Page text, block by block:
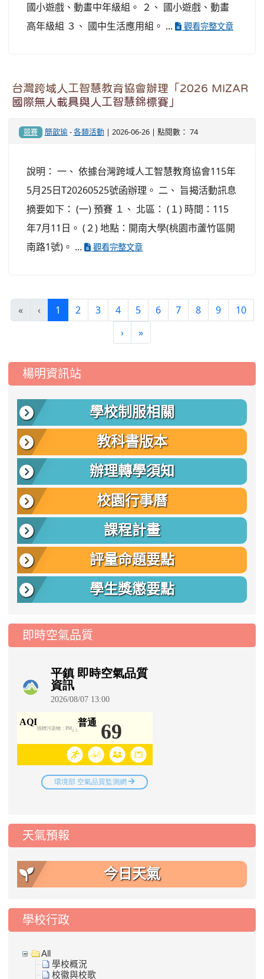
國小遊戲、動畫中年級組。 ２、 國小遊戲、動畫
高年級組 ３、 國中生活應用組。 ...
觀看完整文章
台灣跨域人工智慧教育協會辦理「2026 MIZAR
國際無人載具與人工智慧錦標賽」
競賽 簡歆瑜-各類活動 | 2026-06-26 | 點閱數： 74
說明： 一、 依據台灣跨域人工智慧教育協會115年
5月25日T20260525號函辦理。 二、 旨揭活動訊息
摘要如下： (一) 預賽 １、 北區： (１) 時間：115
年7月11日。 (２) 地點：開南大學(桃園市蘆竹區開
南路1號)。 ...
觀看完整文章
« ‹ 1 (current)
2 3 4 5 6 7 8 9
10
›
»
::: 楊明資訊站
學校制服相關
教科書版本
辦理轉學須知
校園行事曆
課程計畫
評量命題要點
學生獎懲要點
即時空氣品質
天氣預報
今日天氣
學校行政
All
學校概況
校徽與校歌